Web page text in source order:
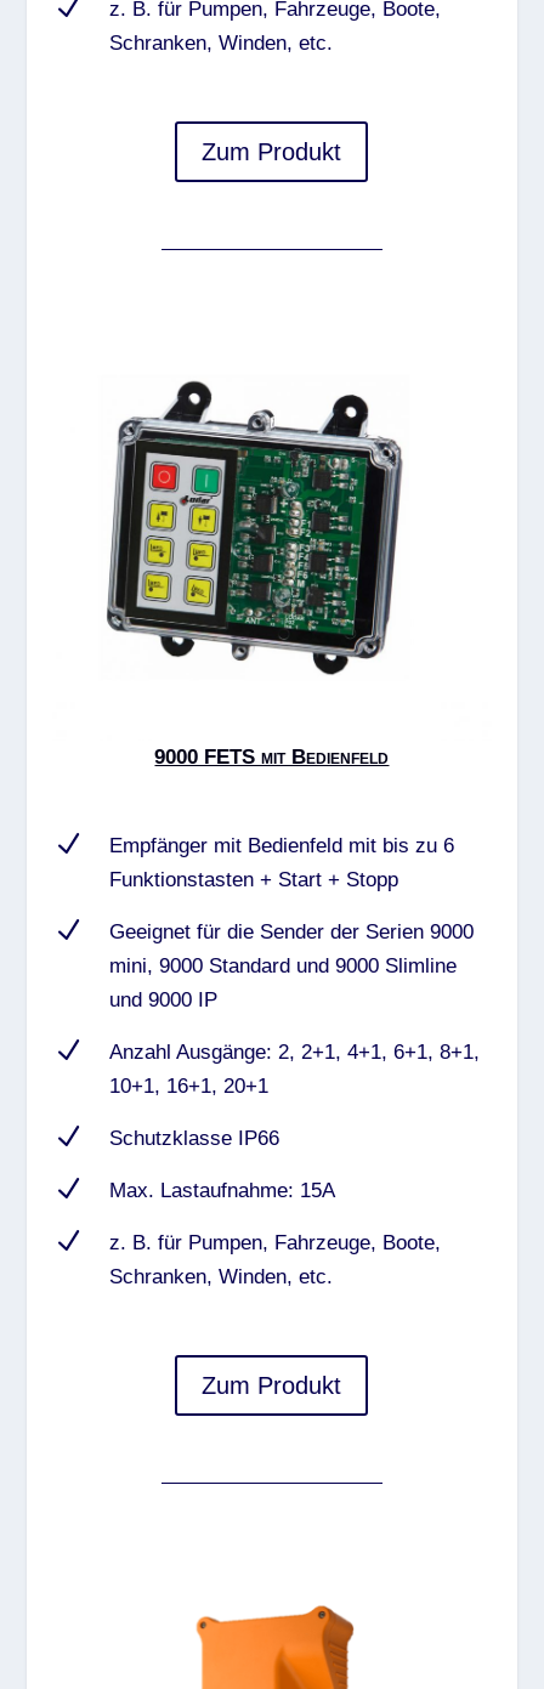
N
z. B. für Pumpen, Fahrzeuge, Boote,
Schranken, Winden, etc.
Zum Produkt
9000 FETS mit Bedienfeld
N
Empfänger mit Bedienfeld mit bis zu 6
Funktionstasten + Start + Stopp
N
Geeignet für die Sender der Serien 9000
mini, 9000 Standard und 9000 Slimline
und 9000 IP
N
Anzahl Ausgänge: 2, 2+1, 4+1, 6+1, 8+1,
10+1, 16+1, 20+1
N Schutzklasse IP66
N Max. Lastaufnahme: 15A
N
z. B. für Pumpen, Fahrzeuge, Boote,
Schranken, Winden, etc.
Zum Produkt